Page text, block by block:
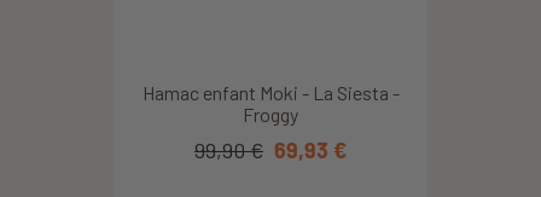
Hamac enfant Moki - La Siesta -
Froggy
99,90 € 69,93 €